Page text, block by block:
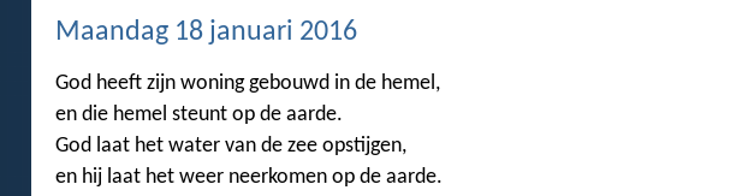
Maandag 18 januari 2016
God heeft zijn woning gebouwd in de hemel,
en die hemel steunt op de aarde.
God laat het water van de zee opstijgen,
en hij laat het weer neerkomen op de aarde.